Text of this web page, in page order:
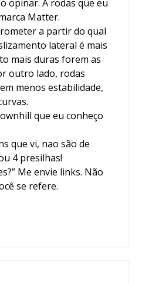
opinar. A rodas que eu
Matter.
a partir do qual
lateral é mais
mais duras forem as
outro lado, rodas
menos estabilidade,
que eu conheço
que vi, nao são de
4 presilhas!
Me envie links. Não
se refere.